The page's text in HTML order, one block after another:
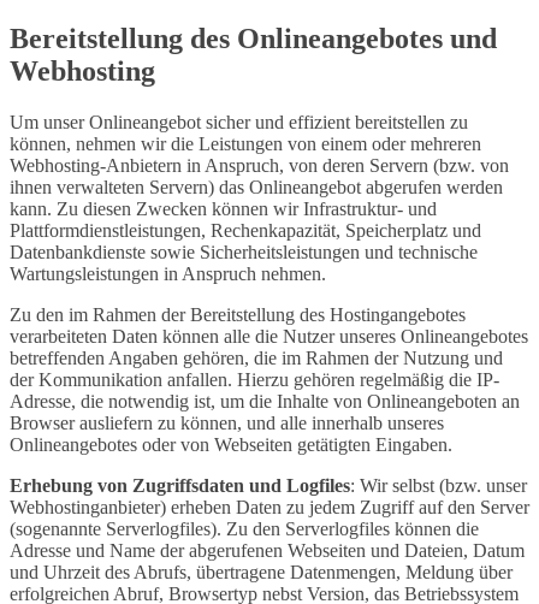
Bereitstellung des Onlineangebotes und
Webhosting
Um unser Onlineangebot sicher und effizient bereitstellen zu
können, nehmen wir die Leistungen von einem oder mehreren
Webhosting-Anbietern in Anspruch, von deren Servern (bzw. von
ihnen verwalteten Servern) das Onlineangebot abgerufen werden
kann. Zu diesen Zwecken können wir Infrastruktur- und
Plattformdienstleistungen, Rechenkapazität, Speicherplatz und
Datenbankdienste sowie Sicherheitsleistungen und technische
Wartungsleistungen in Anspruch nehmen.
Zu den im Rahmen der Bereitstellung des Hostingangebotes
verarbeiteten Daten können alle die Nutzer unseres Onlineangebotes
betreffenden Angaben gehören, die im Rahmen der Nutzung und
der Kommunikation anfallen. Hierzu gehören regelmäßig die IP-
Adresse, die notwendig ist, um die Inhalte von Onlineangeboten an
Browser ausliefern zu können, und alle innerhalb unseres
Onlineangebotes oder von Webseiten getätigten Eingaben.
Erhebung von Zugriffsdaten und Logfiles: Wir selbst (bzw. unser
Webhostinganbieter) erheben Daten zu jedem Zugriff auf den Server
(sogenannte Serverlogfiles). Zu den Serverlogfiles können die
Adresse und Name der abgerufenen Webseiten und Dateien, Datum
und Uhrzeit des Abrufs, übertragene Datenmengen, Meldung über
erfolgreichen Abruf, Browsertyp nebst Version, das Betriebssystem